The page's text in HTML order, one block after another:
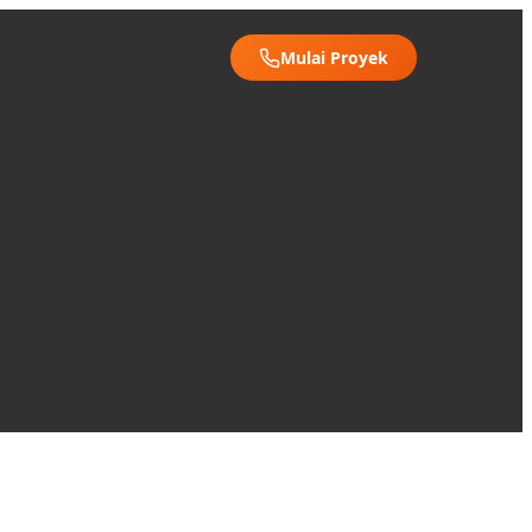
Mulai Proyek